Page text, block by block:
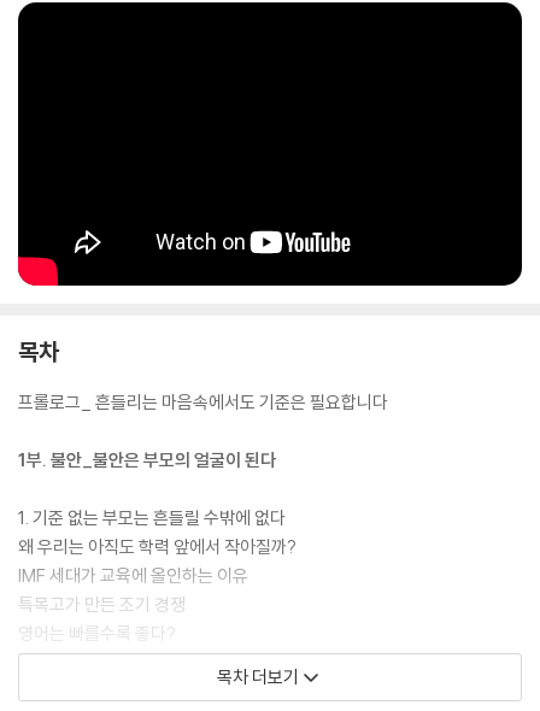
람은 나”라는 확신으로 양육의 중심에 설 수 있게 된다. 결국 이 책은 부모
목차
프롤로그_ 흔들리는 마음속에서도 기준은 필요합니다
1부. 불안_불안은 부모의 얼굴이 된다
1. 기준 없는 부모는 흔들릴 수밖에 없다
왜 우리는 아직도 학력 앞에서 작아질까?
IMF 세대가 교육에 올인하는 이유
특목고가 만든 조기 경쟁
영어는 빠를수록 좋다?
부모는 왜 사교육을 선택하는가?
목차 더보기